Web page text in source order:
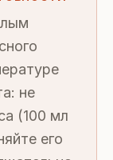
не
(100 мл
его